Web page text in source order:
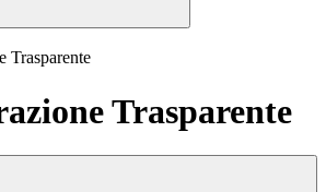
Trasparente
Trasparente